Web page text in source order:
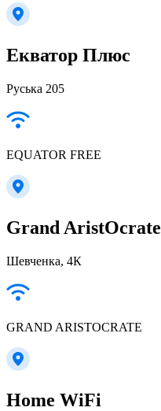
Екватор Плюс
Руська 205
EQUATOR FREE
Grand AristOcrate
Шевченка, 4К
GRAND ARISTOCRATE
Home WiFi